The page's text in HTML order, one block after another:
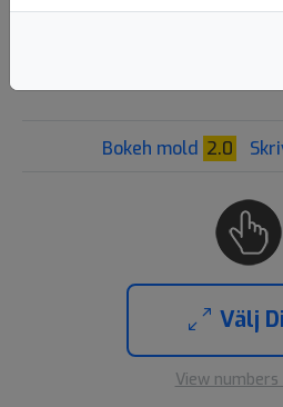
Flight: 7
Bokeh mold 2.0
Välj
View